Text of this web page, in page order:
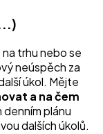
na trhu nebo se
neúspěch za
úkol. Mějte
a na čem
denním plánu
dalších úkolů.